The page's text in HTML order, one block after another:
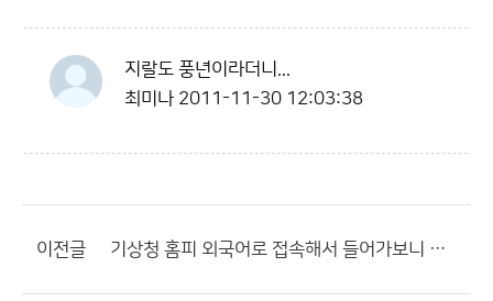
지랄도 풍년이라더니...
최미나 2011-11-30 12:03:38
이전글 기상청 홈피 외국어로 접속해서 들어가보니 또 다른 좋은 정보 많군요